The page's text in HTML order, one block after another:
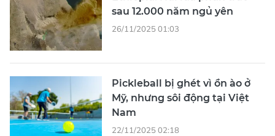
sau 12.000 năm ngủ yên
26/11/2025 01:03
Pickleball bị ghét vì ồn ào ở
Mỹ, nhưng sôi động tại Việt
Nam
22/11/2025 02:18